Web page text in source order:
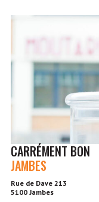
CARRÉMENT BON
JAMBES
Rue de Dave 213
5100 Jambes